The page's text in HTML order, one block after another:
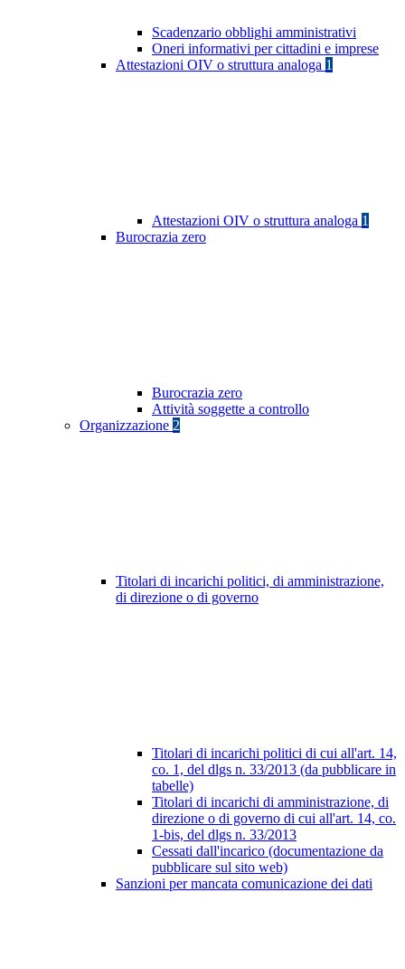
Scadenzario obblighi amministrativi
Oneri informativi per cittadini e imprese
Attestazioni OIV o struttura analoga 1
Attestazioni OIV o struttura analoga 1
Burocrazia zero
Burocrazia zero
Attività soggette a controllo
Organizzazione 2
Titolari di incarichi politici, di amministrazione,
di direzione o di governo
Titolari di incarichi politici di cui all'art. 14,
co. 1, del dlgs n. 33/2013 (da pubblicare in
tabelle)
Titolari di incarichi di amministrazione, di
direzione o di governo di cui all'art. 14, co.
1-bis, del dlgs n. 33/2013
Cessati dall'incarico (documentazione da
pubblicare sul sito web)
Sanzioni per mancata comunicazione dei dati